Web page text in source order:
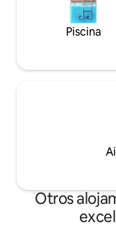
Piscina
Otros